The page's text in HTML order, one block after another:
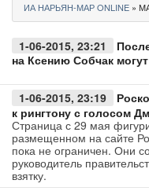
Политика
Бизнес
Общество
Культура
Медиа
ИА НАРЬЯН-МАР ONLINE »
1-06-2015, 23:21
на Ксению Собчак
1-06-2015, 23:19
к рингтону с голосом
Страница с 29 мая
размещенном на сайте
пока не ограничен. Они
руководитель
взятку.